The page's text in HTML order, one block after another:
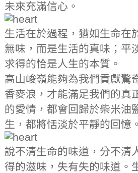
未來充滿信心。
生活在於過程，猶如生命在
無味，而是生活的真味；平
求得的恰是人生的本質。
高山峻嶺能夠為我們貢獻驚
香麥浪，才能滿足我們的真
的愛情，都會回歸於柴米油
生，都將恬淡於平靜的回憶。
說不清生命的味道，分不清
得的滋味，失有失的味道。